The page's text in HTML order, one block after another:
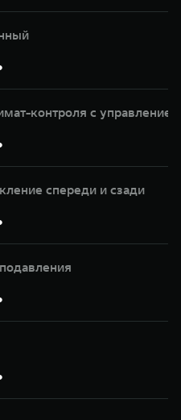
контроля с
спереди и сзади